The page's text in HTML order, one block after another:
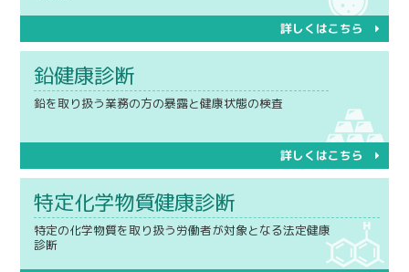
詳しくはこちら
鉛健康診断
鉛を取り扱う業務の方の暴露と健康状態の検査
詳しくはこちら
特定化学物質健康診断
特定の化学物質を取り扱う労働者が対象となる法定健康
診断